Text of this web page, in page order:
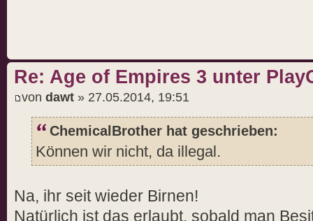
Re: Age of Empires 3 unter
von dawt » 27.05.2014, 19:51
ChemicalBrother hat geschrieben:
Können wir nicht, da illegal.
Na, ihr seit wieder Birnen!
Natürlich ist das erlaubt, sobald man